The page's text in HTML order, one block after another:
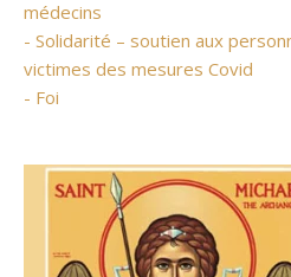
médecins
- Solidarité – soutien aux
victimes des mesures Covid
- Foi